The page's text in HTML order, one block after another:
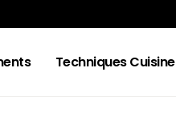
Techniques Cuisine